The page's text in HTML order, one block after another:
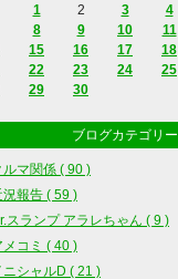
1
2 3 4
8 9 10 11
15 16 17 18
22 23 24 25
29 30
ブログカテゴリー
ルマ関係 ( 90 )
況報告 ( 59 )
スランプ アラレちゃん ( 9 )
メコミ ( 40 )
ニシャルD ( 21 )